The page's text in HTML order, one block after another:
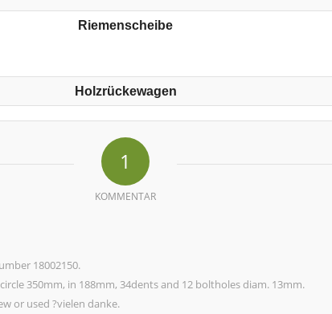
Riemenscheibe
Holzrückewagen
1
KOMMENTAR
18002150.
350mm, in 188mm, 34dents and 12 boltholes diam. 13mm.
or used ?vielen danke.